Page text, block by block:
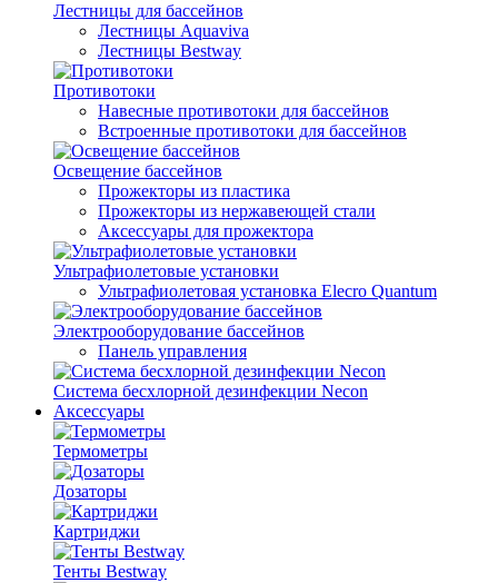
Лестницы для бассейнов
Лестницы Aquaviva
Лестницы Bestway
Противотоки
Навесные противотоки для бассейнов
Встроенные противотоки для бассейнов
Освещение бассейнов
Прожекторы из пластика
Прожекторы из нержавеющей стали
Аксессуары для прожектора
Ультрафиолетовые установки
Ультрафиолетовая установка Elecro Quantum
Электрооборудование бассейнов
Панель управления
Система бесхлорной дезинфекции Necon
Аксессуары
Термометры
Дозаторы
Картриджи
Тенты Bestway